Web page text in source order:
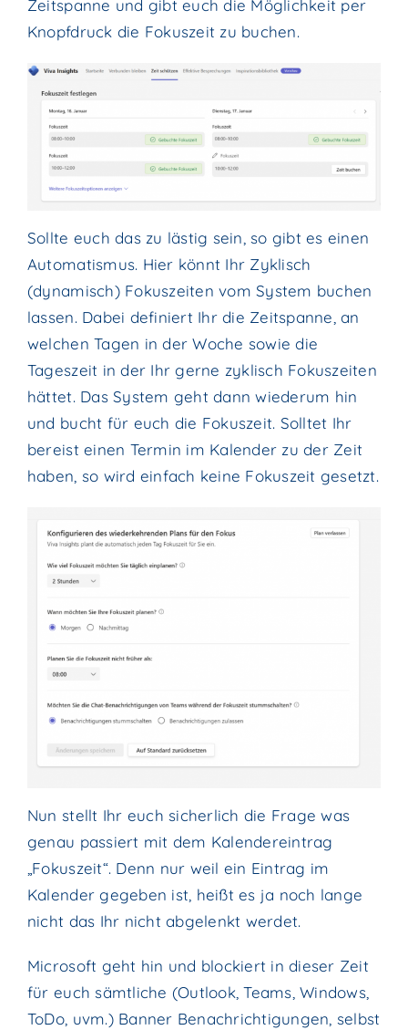
Zeitspanne und gibt euch die Möglichkeit per
Knopfdruck die Fokuszeit zu buchen.
Sollte euch das zu lästig sein, so gibt es einen
Automatismus. Hier könnt Ihr Zyklisch
(dynamisch) Fokuszeiten vom System buchen
lassen. Dabei definiert Ihr die Zeitspanne, an
welchen Tagen in der Woche sowie die
Tageszeit in der Ihr gerne zyklisch Fokuszeiten
hättet. Das System geht dann wiederum hin
und bucht für euch die Fokuszeit. Solltet Ihr
bereist einen Termin im Kalender zu der Zeit
haben, so wird einfach keine Fokuszeit gesetzt.
Nun stellt Ihr euch sicherlich die Frage was
genau passiert mit dem Kalendereintrag
„Fokuszeit“. Denn nur weil ein Eintrag im
Kalender gegeben ist, heißt es ja noch lange
nicht das Ihr nicht abgelenkt werdet.
Microsoft geht hin und blockiert in dieser Zeit
für euch sämtliche (Outlook, Teams, Windows,
ToDo, uvm.) Banner Benachrichtigungen, selbst